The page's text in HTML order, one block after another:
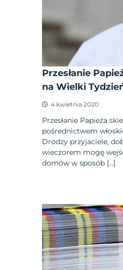
Przesłanie
na Wielki
4 kwietnia 2020
Przesłanie Papieża
pośrednictwem
Drodzy przyjaciele,
wieczorem mogę
domów w sposób […]